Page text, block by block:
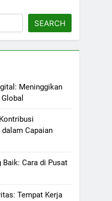
SEARCH
Meninggikan
Capaian
Baik: Cara di Pusat
Tempat Kerja